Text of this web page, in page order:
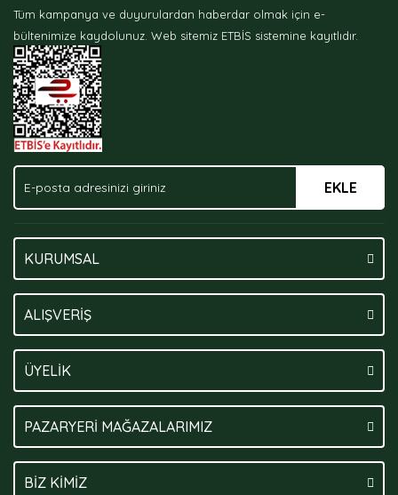
Ürün bilgilerinde hatalar bulunuyor.
Ürün fiyatı diğer sitelerden daha pahalı.
Bu ürüne benzer farklı alternatifler olmalı.
Tüm kampanya ve duyurulardan haberdar olmak için e-
bültenimize kaydolunuz. Web sitemiz ETBİS sistemine kayıtlıdır.
EKLE
KURUMSAL
ALIŞVERİŞ
ÜYELİK
PAZARYERİ MAĞAZALARIMIZ
BİZ KİMİZ